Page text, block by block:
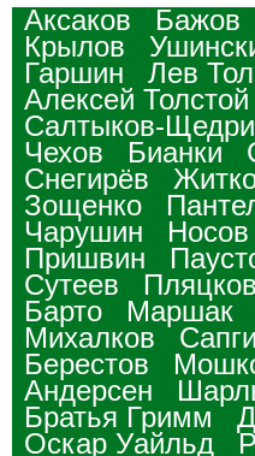
Аксаков
Бажов
Крылов
Гаршин
Лев
Алексей Толстой
Салтыков-
Чехов
Бианки
Снегирёв
Зощенко
Чарушин
Носов
Пришвин
Сутеев
Барто
Маршак
Михалков
Берестов
Андерсен
Братья Гримм
Оскар Уайльд